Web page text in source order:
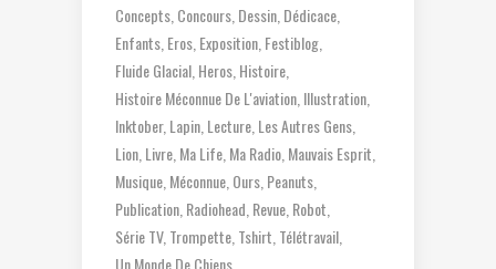
Concepts Concours Dessin Dédicace
Enfants Eros Exposition Festiblog
Fluide Glacial Heros Histoire
Histoire Méconnue De L'aviation Illustration
Inktober Lapin Lecture Les Autres Gens
Lion Livre Ma Life Ma Radio Mauvais Esprit
Musique Méconnue Ours Peanuts
Publication Radiohead Revue Robot
Série TV Trompette Tshirt Télétravail
Un Monde De Chiens